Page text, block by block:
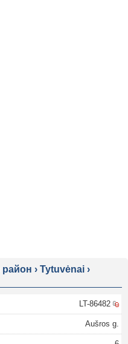
район › Tytuvėnai ›
LT-86482
Aušros g.